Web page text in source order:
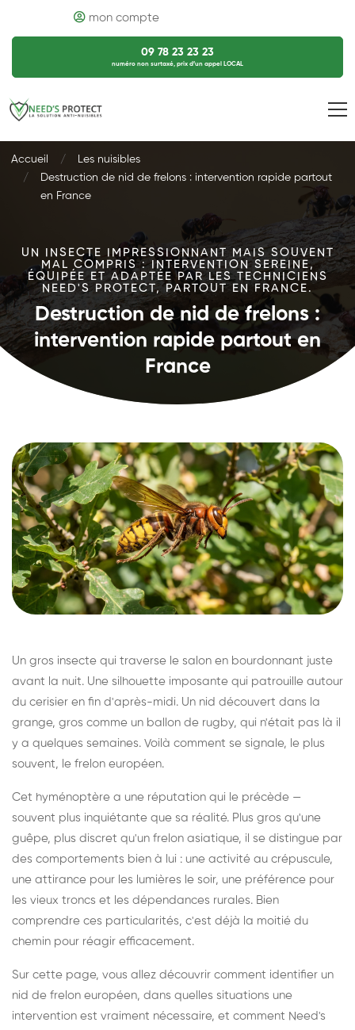
mon compte
09 78 23 23 23
numéro non surtaxé, prix d’un appel LOCAL
Accueil
Les nuisibles
Destruction de nid de frelons : intervention rapide partout
en France
UN INSECTE IMPRESSIONNANT MAIS SOUVENT
MAL COMPRIS : INTERVENTION SEREINE,
ÉQUIPÉE ET ADAPTÉE PAR LES TECHNICIENS
NEED'S PROTECT, PARTOUT EN FRANCE.
Destruction de nid de frelons :
intervention rapide partout en
France
Un gros insecte qui traverse le salon en bourdonnant juste
avant la nuit. Une silhouette imposante qui patrouille autour
du cerisier en fin d'après-midi. Un nid découvert dans la
grange, gros comme un ballon de rugby, qui n'était pas là il
y a quelques semaines. Voilà comment se signale, le plus
souvent, le frelon européen.
Cet hyménoptère a une réputation qui le précède —
souvent plus inquiétante que sa réalité. Plus gros qu'une
guêpe, plus discret qu'un frelon asiatique, il se distingue par
des comportements bien à lui : une activité au crépuscule,
une attirance pour les lumières le soir, une préférence pour
les vieux troncs et les dépendances rurales. Bien
comprendre ces particularités, c'est déjà la moitié du
chemin pour réagir efficacement.
Sur cette page, vous allez découvrir comment identifier un
nid de frelon européen, dans quelles situations une
intervention est vraiment nécessaire, et comment Need's